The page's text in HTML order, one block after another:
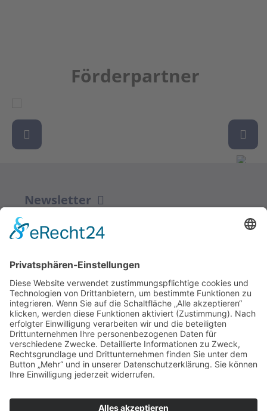
Förderpartner
Newsletter
ZUR ANMELDUNG
Redaktion bbkult.net
Centrum Bavaria Bohemia (CeBB)
Dr. Veronika Hofinger
Freyung 1, 92539 Schönsee
Tel.:+49 (0)9674 / 92 48 78
veronika.hofinger@cebb.de